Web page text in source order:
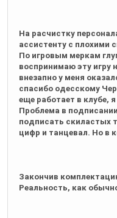
На расчистку
ассистенту с плохими
По игровым меркам
воспринимаю эту игру
внезапно у меня
спасибо одесскому
еще работает в клубе,
Проблема в
подписать скиластых
цифр и танцевал. Но в
Закончив
Реальность, как